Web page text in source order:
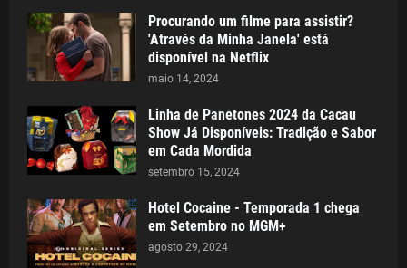
Procurando um filme para assistir?
'Através da Minha Janela' está
disponível na Netflix
maio 14, 2024
Linha de Panetones 2024 da Cacau
Show Já Disponíveis: Tradição e Sabor
em Cada Mordida
setembro 15, 2024
Hotel Cocaine - Temporada 1 chega
em Setembro no MGM+
agosto 29, 2024